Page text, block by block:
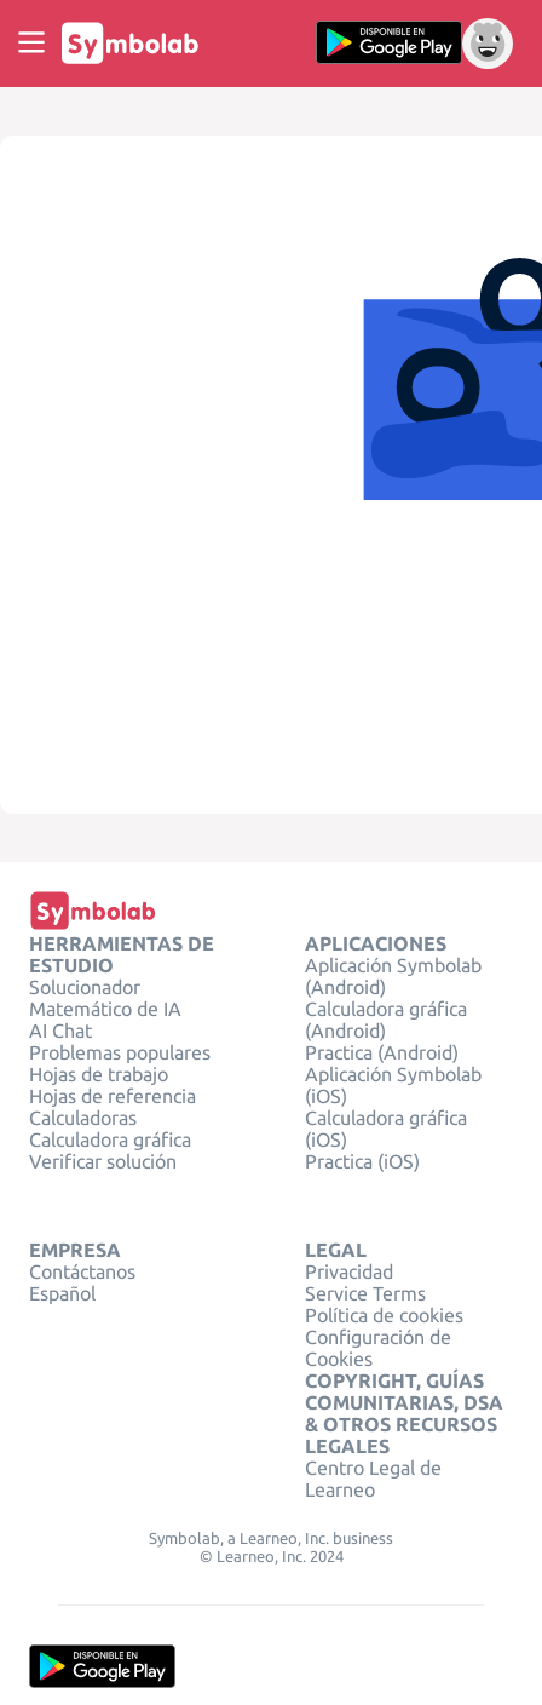
HERRAMIENTAS DE
ESTUDIO
Solucionador
Matemático de IA
AI Chat
Problemas populares
Hojas de trabajo
Hojas de referencia
Calculadoras
Calculadora gráfica
Verificar solución
APLICACIONES
Aplicación Symbolab
(Android)
Calculadora gráfica
(Android)
Practica (Android)
Aplicación Symbolab
(iOS)
Calculadora gráfica
(iOS)
Practica (iOS)
EMPRESA
Contáctanos
Español
LEGAL
Privacidad
Service Terms
Política de cookies
Configuración de
Cookies
COPYRIGHT, GUÍAS
COMUNITARIAS, DSA
& OTROS RECURSOS
LEGALES
Centro Legal de
Learneo
Symbolab, a Learneo, Inc. business
© Learneo, Inc. 2024